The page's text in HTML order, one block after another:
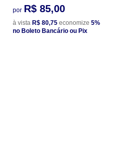
por R$ 85,00
à vista R$ 80,75 economize 5%
no Boleto Bancário ou Pix